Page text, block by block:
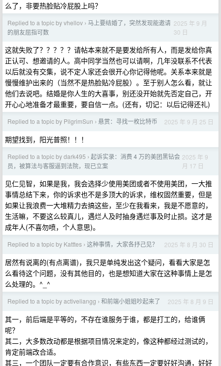
么了，非要热脸贴冷屁股上吗？
Replied to a topic by vhellov › 马上要结婚了，突然发现能邀请
的朋友屈指可数
2025 年 9 月
30 日
这就失败了？？？？？请帖本来就不是要发给所有人，而是发给你真
正认可、想邀请的人。高中同学当然也可以请啊，几年没联系不代表
以后就没有交集，说不定人家还会很开心你记得他呢。关系本来就是
慢慢维护出来的（当然不是热脸贴冷屁股）。至于别人怎么看，就让
他们去说吧。结婚是你人生的大喜事，别还没开始就先否定自己，开
开心心地准备才最重要，要自信一点。(还有，切记：以后记得还礼)
Replied to a topic by PilgrimSun › 悬赏：寻找一枚比特币 2025 年 9 月 25 日
期望找到，阳光普照！！！
Replied to a topic by dark495 › 起诉实录：消费 4 万的美团黑钻会
员，被算法与客服逼到法院，现已立案
2025 年 9
月 17 日
见仁见智，如果是我，我会选择少使用美团或者不使用美团，一大推
事情总结下来，你的诉求也不是多顶大的诉求，维权固然重要，但是
如果让我浪费一大堆精力去搞这些，至少在我看来，我是不愿意的，
生活嘛，不要这么较真儿，遇烂人及时抽身遇烂事及时止损。这才是
成年人(不喜勿喷，个人意思)。
Replied to a topic by Katttes › 这种事情，大家各抒己见？ 2025 年 8 月 30 日
居然有说离的(有点离谱)，我只是单纯发出这个疑问，看看大家是怎
么看待这个问题，没有其他目的，也是想知道大家在这种事情上是怎
么处理的。^_^
Replied to a topic by activeliangg › 和前端小姐姐吵起来了 2025 年 8 月 9 日
其一，前后端是平等的，不存在谁服务于谁，都是打工的，给谁俩
呢？
其二，大多数改动都是根据项目情况来定的，像这种都经过测试的，
肯定前端改合适。
其三，一个团队一定要有合作意识，有些东西一定要好好沟通，好好